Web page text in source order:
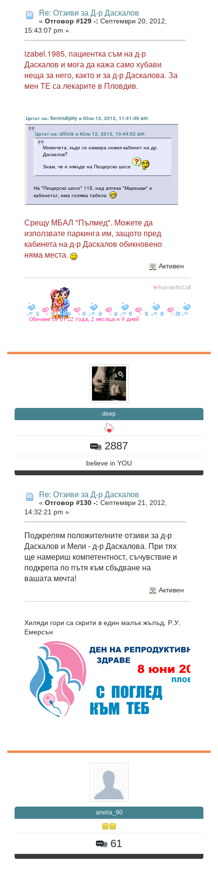
Re: Отзиви за Д-р Даскалов
« Отговор #129 -: Септември 20, 2012,
15:43:07 pm »
izabel.1985, пациентка съм на д-р
Даскалов и мога да кажа само хубави
неща за него, както и за д-р Даскалова. За
мен ТЕ са лекарите в Пловдив.
Цитат на: Serendipity в Юли 12, 2012, 11:41:49 am
Цитат на: ollivia в Юли 12, 2012, 10:44:52 am
Момичета, къде се намира новия кабинет на др.
Даскалов?
Знам, че е някъде на Пещерско шосе
На "Пещерско шосе" 115, над аптека "Марешки" е
кабинетът, има голяма табела
Срещу МБАЛ "Пълмед". Можете да
използвате паркинга им, защото пред
кабинета на д-р Даскалов обикновено
няма места.
Активен
deep
2887
believe in YOU
Re: Отзиви за Д-р Даскалов
« Отговор #130 -: Септември 21, 2012,
14:32:21 pm »
Подкрепям положителните отзиви за д-р
Даскалов и Мели - д-р Даскалова. При тях
ще намериш компетентност, съчувствие и
подкрепа по пътя към сбъдване на
вашата мечта!
Активен
Хиляди гори са скрити в един малък жълъд. Р.У.
Емерсън
anelia_90
61